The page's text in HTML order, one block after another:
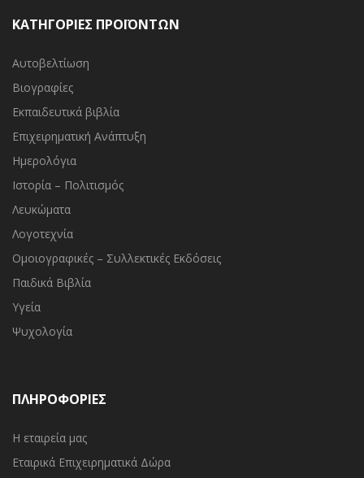
ΚΑΤΗΓΟΡΙΕΣ ΠΡΟΪΟΝΤΩΝ
Αυτοβελτίωση
Βιογραφίες
Εκπαιδευτικά βιβλία
Επιχειρηματική Ανάπτυξη
Ημερολόγια
Ιστορία – Πολιτισμός
Λευκώματα
Λογοτεχνία
Ομοιογραφικές – Συλλεκτικές Εκδόσεις
Παιδικά Βιβλία
Υγεία
Ψυχολογία
ΠΛΗΡΟΦΟΡΙΕΣ
Η εταιρεία μας
Εταιρικά Επιχειρηματικά Δώρα